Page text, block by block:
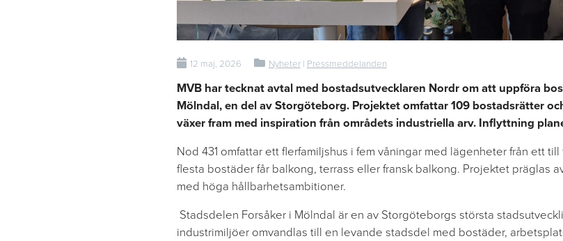
12 maj, 2026 Nyheter| Pressmeddelanden
MVB har tecknat avtal med bostadsutvecklaren Nordr om att uppföra
Mölndal, en del av Storgöteborg. Projektet omfattar 109 bostadsrätter
växer fram med inspiration från områdets industriella arv. Inflyttning
Nod 431 omfattar ett flerfamiljshus i fem våningar med lägenheter från ett
flesta bostäder får balkong, terrass eller fransk balkong. Projektet präglas
med höga hållbarhetsambitioner.
Stadsdelen Forsåker i Mölndal är en av Storgöteborgs största
industrimiljöer omvandlas till en levande stadsdel med bostäder,